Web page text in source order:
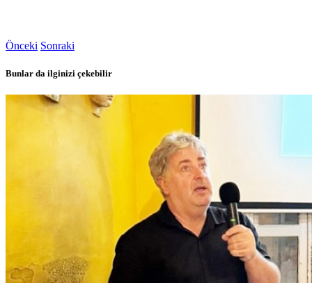
Önceki Sonraki
Bunlar da ilginizi çekebilir